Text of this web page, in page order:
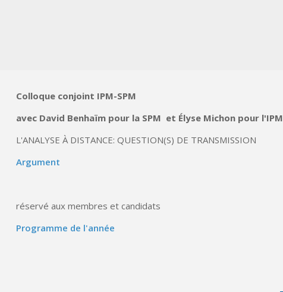
Colloque conjoint IPM-SPM
avec David Benhaïm pour la SPM et Élyse Michon pour l'IPM
L'ANALYSE À DISTANCE: QUESTION(S) DE TRANSMISSION
Argument
réservé aux membres et candidats
Programme de l'année